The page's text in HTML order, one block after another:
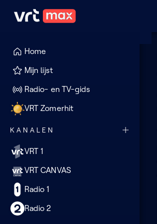
Naar hoofdinhoud
Home
Mijn lijst
Radio- en TV-gids
VRT Zomerhit
KANALEN
VRT 1
VRT CANVAS
Radio 1
Radio 2